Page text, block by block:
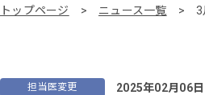
トップページ ニュース一覧 3
担当医変更 2025年02月06日